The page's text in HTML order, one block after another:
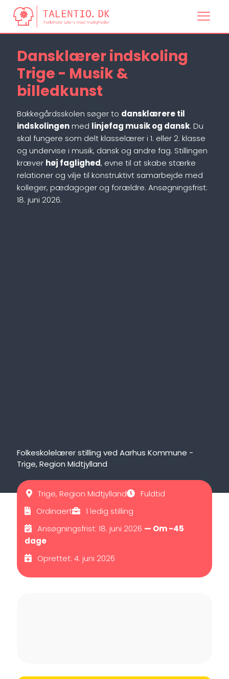
Dansklærer indskoling
Trige - Musik &
billedkunst
Bakkegårdsskolen søger to dansklærere til
indskolingenmed linjefag musik og dansk. Du
skal fungere som delt klasselærer i 1. eller 2. klasse
og undervise i musik, dansk og andre fag. Stillingen
kræver høj faglighed, evne til at skabe stærke
relationer og vilje til konstruktivt samarbejde med
kolleger, pædagoger og forældre. Ansøgningsfrist:
18. juni 2026.
Folkeskolelærer stilling ved Aarhus Kommune -
Trige, Region Midtjylland
Trige, Region Midtjylland
Fuldtid
Ordinaert
1 ledig stilling
Ansøgningsfrist: 18. juni 2026 — Om -45
dage
Oprettet: 4. juni 2026